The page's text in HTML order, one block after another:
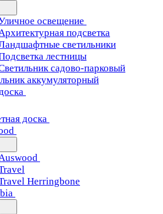
освещение
подсветка
светильники
лестницы
садово-парковый
аккумуляторный
доска
Herringbone